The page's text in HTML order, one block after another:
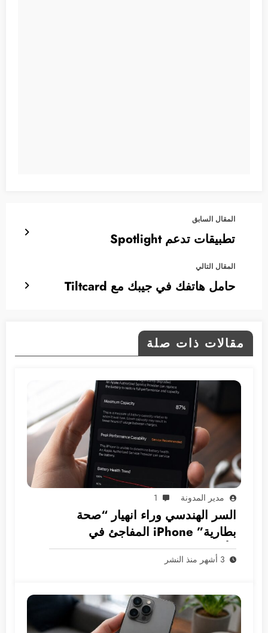
المقال السابق
تطبيقات تدعم Spotlight
المقال التالي
حامل هاتفك في جيبك مع Tiltcard
مقالات ذات صلة
مدير المدونة 1
السر الهندسي وراء انهيار “صحة
بطارية” iPhone المفاجئ في
الأسواق العربية
3 أشهر منذ النشر